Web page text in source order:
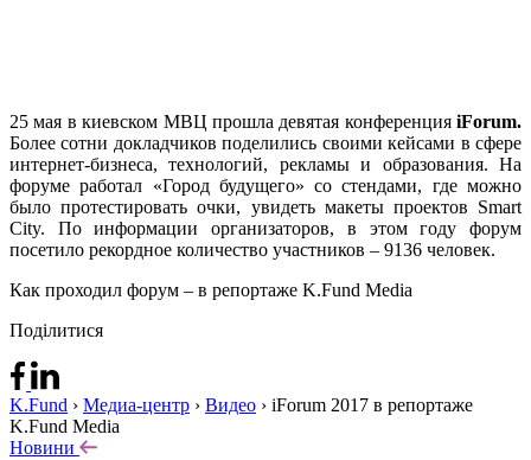
25 мая в киевском МВЦ прошла девятая конференция iForum.
Более сотни докладчиков поделились своими кейсами в сфере
интернет-бизнеса, технологий, рекламы и образования. На
форуме работал «Город будущего» со стендами, где можно
было протестировать очки, увидеть макеты проектов Smart
City. По информации организаторов, в этом году форум
посетило рекордное количество участников – 9136 человек.
Как проходил форум – в репортаже K.Fund Media
Поділитися
K.Fund › Медиа-центр › Видео › iForum 2017 в репортаже
K.Fund Media
Новини